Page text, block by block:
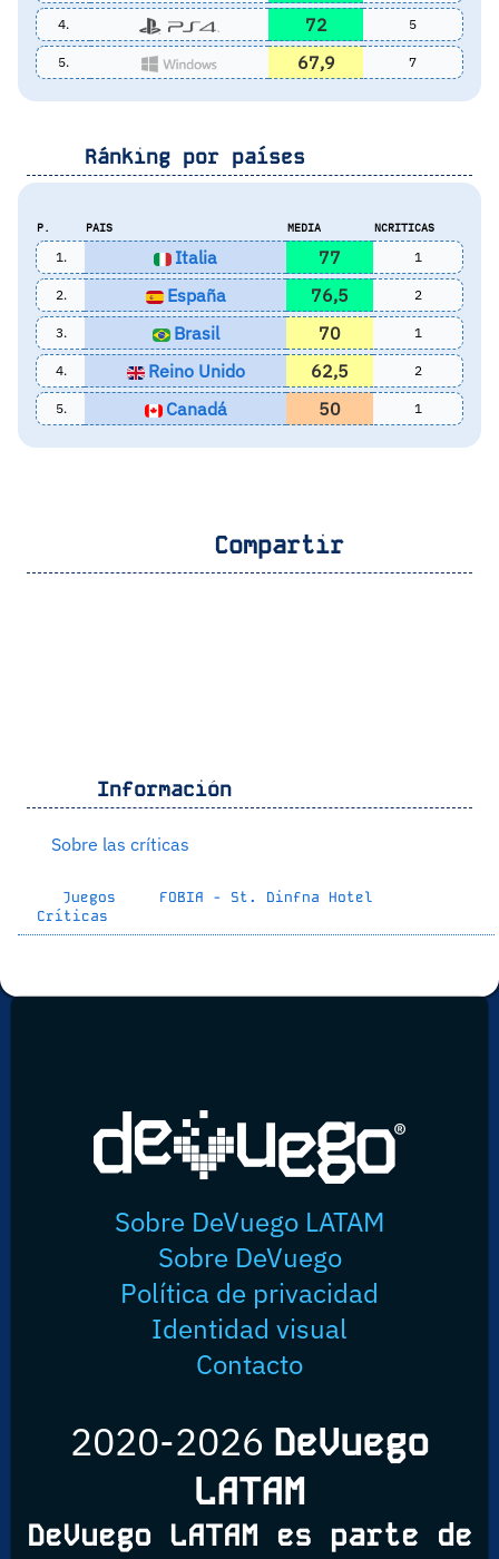
4. 72 5
5. 67,9 7
Ránking por países
P. PAIS MEDIA NCRITICAS
1. Italia 77 1
2. España 76,5 2
3. Brasil 70 1
4. Reino Unido 62,5 2
5. Canadá 50 1
Compartir
Información
Sobre las críticas
Juegos
FOBIA - St. Dinfna Hotel
Críticas
Sobre DeVuego LATAM
Sobre DeVuego
Política de privacidad
Identidad visual
Contacto
2020-2026 DeVuego
LATAM
DeVuego LATAM es parte de